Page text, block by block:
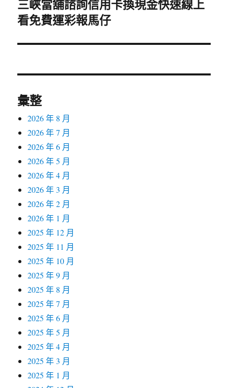
下
一
文
三峽當舖諮詢信用卡換現金快速線上
看免費運彩報馬仔
彙整
2026 年 8 月
2026 年 7 月
2026 年 6 月
2026 年 5 月
2026 年 4 月
2026 年 3 月
2026 年 2 月
2026 年 1 月
2025 年 12 月
2025 年 11 月
2025 年 10 月
2025 年 9 月
2025 年 8 月
2025 年 7 月
2025 年 6 月
2025 年 5 月
2025 年 4 月
2025 年 3 月
2025 年 1 月